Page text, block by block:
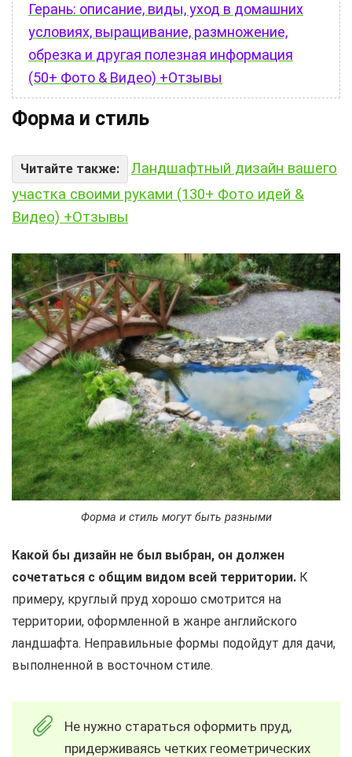
Герань: описание, виды, уход в домашних
условиях, выращивание, размножение,
обрезка и другая полезная информация
(50+ Фото & Видео) +Отзывы
Форма и стиль
Читайте также:
Ландшафтный дизайн вашего
участка своими руками (130+ Фото идей &
Видео) +Отзывы
Форма и стиль могут быть разными
Какой бы дизайн не был выбран, он должен
сочетаться с общим видом всей территории. К
примеру, круглый пруд хорошо смотрится на
территории, оформленной в жанре английского
ландшафта. Неправильные формы подойдут для дачи,
выполненной в восточном стиле.
Не нужно стараться оформить пруд,
придерживаясь четких геометрических